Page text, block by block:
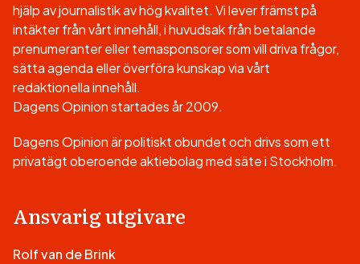
hjälp av journalistik av hög kvalitet. Vi lever främst på
intäkter från vårt innehåll, i huvudsak från betalande
prenumeranter eller temasponsorer som vill driva frågor,
sätta agenda eller överföra kunskap via vårt
redaktionella innehåll.
Dagens Opinion startades år 2009.
Dagens Opinion är politiskt obundet och drivs som ett
privatägt oberoende aktiebolag med säte i Stockholm.
Ansvarig utgivare
Rolf van de Brink